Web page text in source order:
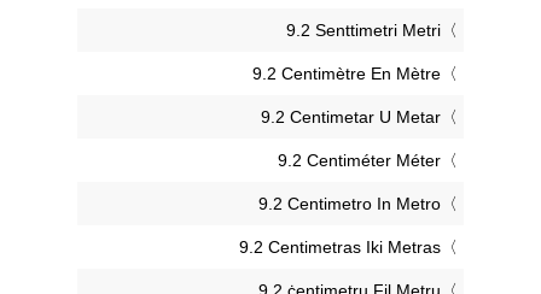
‎9.2 Senttimetri Metri
‎9.2 Centimètre En Mètre
‎9.2 Centimetar U Metar
‎9.2 Centiméter Méter
‎9.2 Centimetro In Metro
‎9.2 Centimetras Iki Metras